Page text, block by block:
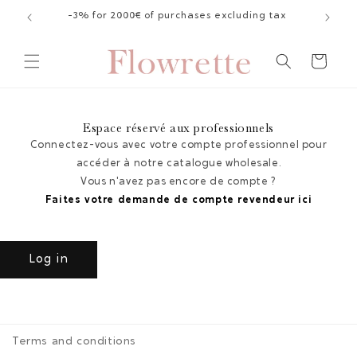
content
-3% for 2000€ of purchases excluding tax
Cart
Espace réservé aux professionnels
Connectez-vous avec votre compte professionnel pour
accéder à notre catalogue wholesale.
Vous n'avez pas encore de compte ?
Faites votre demande de compte revendeur ici
Log in
Terms and conditions